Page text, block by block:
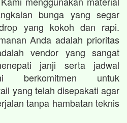
bunga yang segar
yang kokoh dan rapi.
Anda adalah prioritas
vendor yang sangat
janji serta jadwal
berkomitmen untuk
yang telah disepakati agar
tanpa hambatan teknis